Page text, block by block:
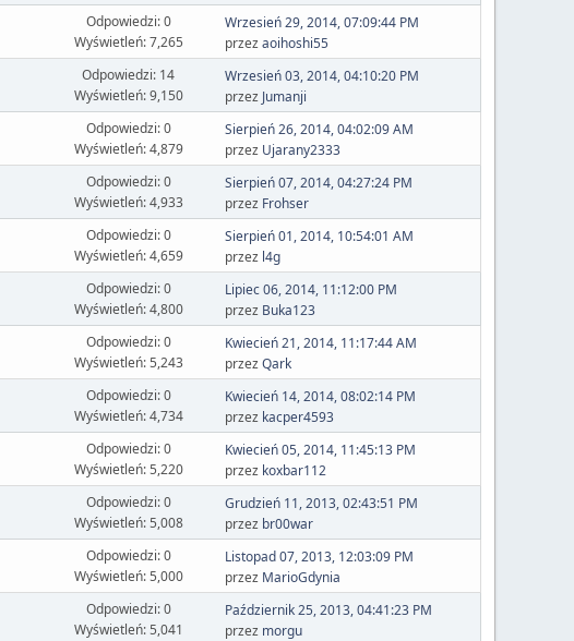
Odpowiedzi: 0
Wyświetleń: 7,265
Wrzesień 29, 2014, 07:09:44 PM
przezaoihoshi55
Odpowiedzi: 14
Wyświetleń: 9,150
Wrzesień 03, 2014, 04:10:20 PM
przez Jumanji
Odpowiedzi: 0
Wyświetleń: 4,879
Sierpień 26, 2014, 04:02:09 AM
przez Ujarany2333
Odpowiedzi: 0
Wyświetleń: 4,933
Sierpień 07, 2014, 04:27:24 PM
przez Frohser
Odpowiedzi: 0
Wyświetleń: 4,659
Sierpień 01, 2014, 10:54:01 AM
przez l4g
Odpowiedzi: 0
Wyświetleń: 4,800
Lipiec 06, 2014, 11:12:00 PM
przez Buka123
Odpowiedzi: 0
Wyświetleń: 5,243
Kwiecień 21, 2014, 11:17:44 AM
przezQark
Odpowiedzi: 0
Wyświetleń: 4,734
Kwiecień 14, 2014, 08:02:14 PM
przez kacper4593
Odpowiedzi: 0
Wyświetleń: 5,220
Kwiecień 05, 2014, 11:45:13 PM
przez koxbar112
Odpowiedzi: 0
Wyświetleń: 5,008
Grudzień 11, 2013, 02:43:51 PM
przez br00war
Odpowiedzi: 0
Wyświetleń: 5,000
Listopad 07, 2013, 12:03:09 PM
przez MarioGdynia
Odpowiedzi: 0
Wyświetleń: 5,041
Październik 25, 2013, 04:41:23 PM
przez morgu